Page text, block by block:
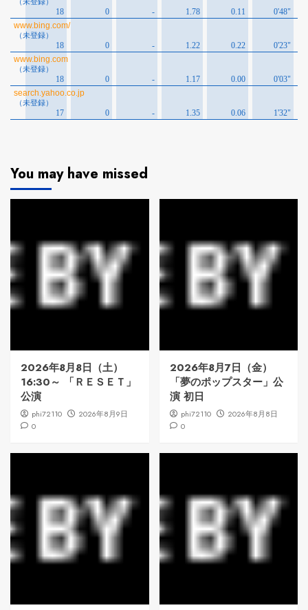
You may have missed
2026年8月8日（土）
16:30～ 「ＲＥＳＥＴ」
公演
phi72110
2026年8月9日
0
2026年8月7日（金）
「夢のポップスター」公
演 初日
phi72110
2026年8月8日
0